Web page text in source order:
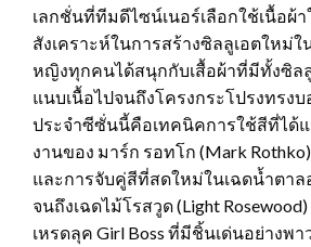
เลกชั่นที่ทีมดีไซน์เนอร์เลือกใช้เนื้อผ้
สังเคราะห์ในการสร้างซิลลูเอตใหม่
หญิงทุกคนได้สนุกกับเสื้อผ้าที่มีทั้งซิลลู
แนบเนื้อไปจนถึงโครงกระโปรงทรง
ประจำซีซั่นนี้คือเทคนิคการใช้สีที่ได้
งานของ มาร์ก รอทโก (Mark
และการจับคู่สีที่สดใหม่ในเฉดน้ำตาล
จนถึงเฉดไม้โรสวูด (Light
เหรดลุค Girl Boss ที่มีชิ้นเด่นอย่างพา